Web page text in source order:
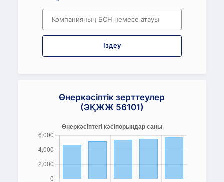
Іздеу
Өнеркәсіптік зерттеулер
(ЭҚЖЖ 56101)